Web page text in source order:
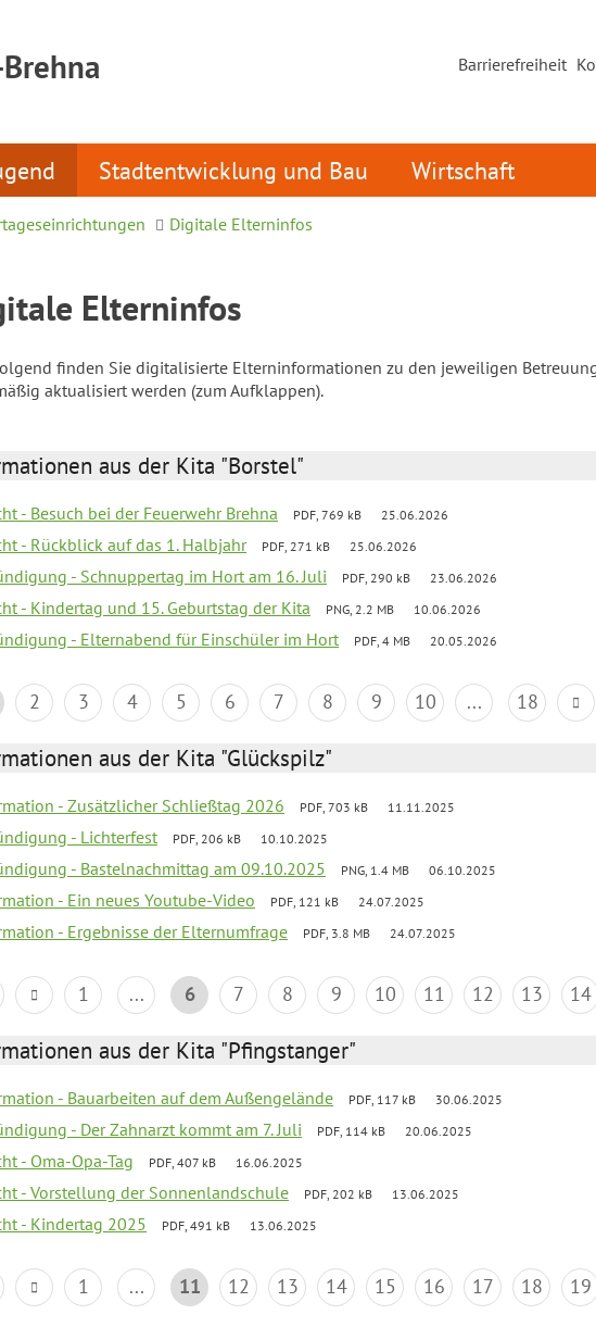
Barrierefreiheit
Stadtentwicklung und Bau Wirtschaft
Digitale Elterninfos
Elterninfos
finden Sie digitalisierte Elterninformationen zu den jeweiligen
aktualisiert werden (zum Aufklappen).
aus der Kita "Borstel"
- Besuch bei der Feuerwehr Brehna PDF, 769 kB 25.06.2026
- Rückblick auf das 1. Halbjahr PDF, 271 kB 25.06.2026
- Schnuppertag im Hort am 16. Juli PDF, 290 kB 23.06.2026
- Kindertag und 15. Geburtstag der Kita PNG, 2.2 MB 10.06.2026
- Elternabend für Einschüler im Hort PDF, 4 MB 20.05.2026
2 3 4 5 6 7 8 9 10 ... 18
aus der Kita "Glückspilz"
- Zusätzlicher Schließtag 2026 PDF, 703 kB 11.11.2025
- Lichterfest PDF, 206 kB 10.10.2025
- Bastelnachmittag am 09.10.2025 PNG, 1.4 MB 06.10.2025
- Ein neues Youtube-Video PDF, 121 kB 24.07.2025
- Ergebnisse der Elternumfrage PDF, 3.8 MB 24.07.2025
1 ... 6 7 8 9 10 11 12 13 14
aus der Kita "Pfingstanger"
- Bauarbeiten auf dem Außengelände PDF, 117 kB 30.06.2025
- Der Zahnarzt kommt am 7. Juli PDF, 114 kB 20.06.2025
- Oma-Opa-Tag PDF, 407 kB 16.06.2025
- Vorstellung der Sonnenlandschule PDF, 202 kB 13.06.2025
- Kindertag 2025 PDF, 491 kB 13.06.2025
1 ... 11 12 13 14 15 16 17 18 19